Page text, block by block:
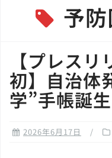
予
【プレス
初】自治体
学”手帳誕
2026年6月17日